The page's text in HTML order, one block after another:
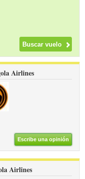
Airlines
Escribe una opinión
Airlines